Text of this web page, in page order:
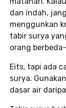
dan indah,
menggunkan
tabir surya
orang
Eits, tapi ada
surya.
dasar air